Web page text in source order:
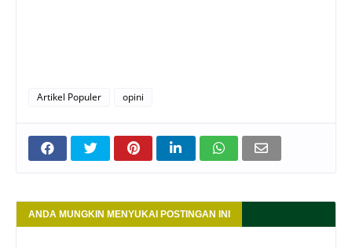
Artikel Populer opini
ANDA MUNGKIN MENYUKAI POSTINGAN INI